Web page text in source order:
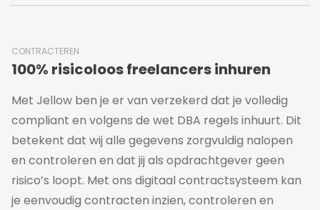
CONTRACTEREN
100% risicoloos freelancers inhuren
Met Jellow ben je er van verzekerd dat je volledig
compliant en volgens de wet DBA regels inhuurt. Dit
betekent dat wij alle gegevens zorgvuldig nalopen
en controleren en dat jij als opdrachtgever geen
risico’s loopt. Met ons digitaal contractsysteem kan
je eenvoudig contracten inzien, controleren en